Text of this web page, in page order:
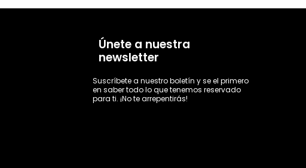
Únete a nuestra
newsletter
Suscríbete a nuestro boletín y se el primero
en saber todo lo que tenemos reservado
para ti. ¡No te arrepentirás!